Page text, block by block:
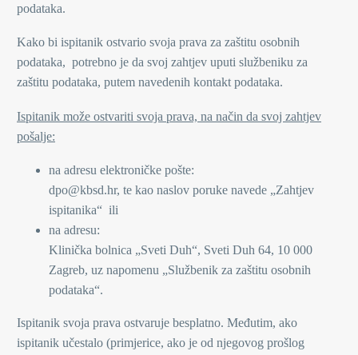
podataka.
Kako bi ispitanik ostvario svoja prava za zaštitu osobnih
podataka, potrebno je da svoj zahtjev uputi službeniku za
zaštitu podataka, putem navedenih kontakt podataka.
Ispitanik može ostvariti svoja prava, na način da svoj zahtjev
pošalje:
na adresu elektroničke pošte:
dpo@kbsd.hr, te kao naslov poruke navede „Zahtjev
ispitanika“ ili
na adresu:
Klinička bolnica „Sveti Duh“, Sveti Duh 64, 10 000
Zagreb, uz napomenu „Službenik za zaštitu osobnih
podataka“.
Ispitanik svoja prava ostvaruje besplatno. Međutim, ako
ispitanik učestalo (primjerice, ako je od njegovog prošlog